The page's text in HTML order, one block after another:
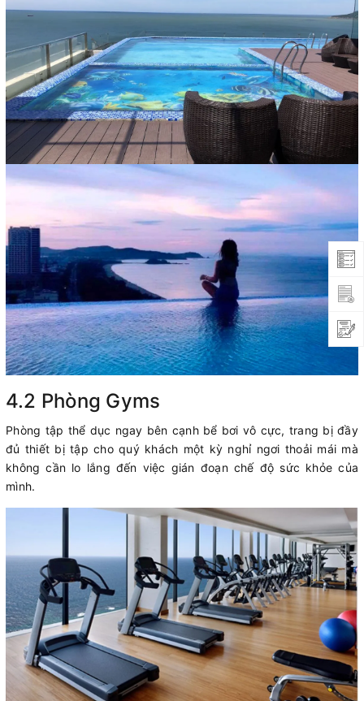
4.2 Phòng Gyms
Phòng tập thể dục ngay bên cạnh bể bơi vô cực, trang bị đầy
đủ thiết bị tập cho quý khách một kỳ nghỉ ngơi thoải mái mà
không cần lo lắng đến việc gián đoạn chế độ sức khỏe của
mình.